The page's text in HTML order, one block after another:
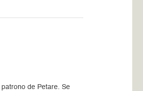
de Petare. Se